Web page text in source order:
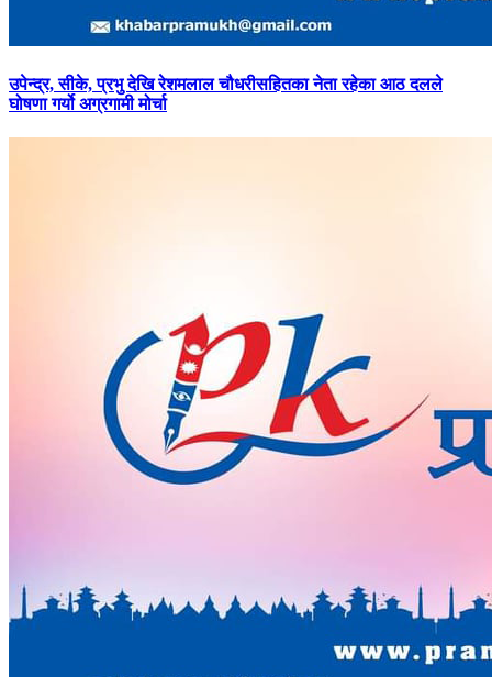
उपेन्द्र,सीके, प्रभु देखि रेशमलाल चौधरीसहितका नेता रहेका आठ दलले
घोषणा गर्यो अग्रगामी मोर्चा